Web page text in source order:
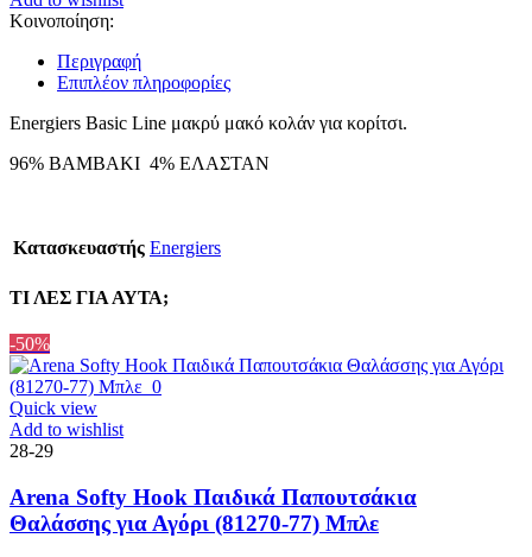
Κοινοποίηση:
Περιγραφή
Επιπλέον πληροφορίες
Energiers Basic Line μακρύ μακό κολάν για κορίτσι.
96% ΒΑΜΒΑΚΙ 4% ΕΛΑΣΤΑΝ
Κατασκευαστής Energiers
ΤΙ ΛΕΣ ΓΙΑ ΑΥΤΑ;
-50%
Quick view
Add to wishlist
28-29
Arena Softy Hook Παιδικά Παπουτσάκια
Θαλάσσης για Αγόρι (81270-77) Μπλε